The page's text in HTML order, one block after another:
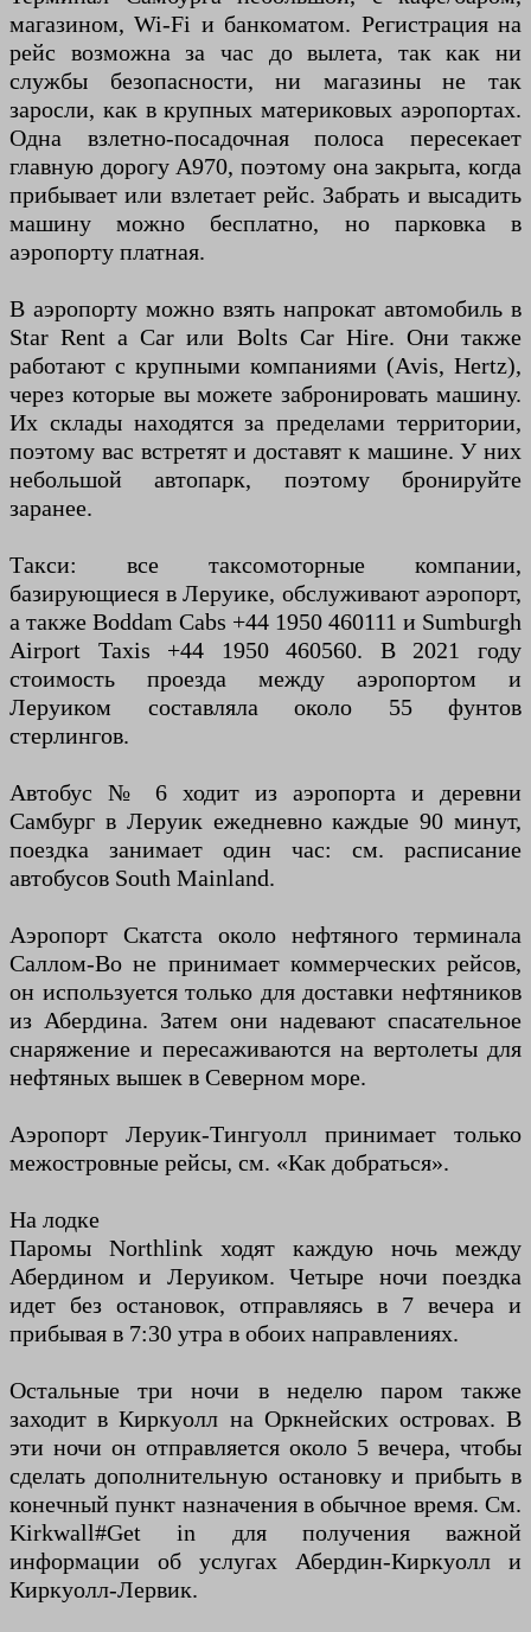
магазином, Wi-Fi и банкоматом. Регистрация на
рейс возможна за час до вылета, так как ни
службы безопасности, ни магазины не так
заросли, как в крупных материковых аэропортах.
Одна взлетно-посадочная полоса пересекает
главную дорогу A970, поэтому она закрыта, когда
прибывает или взлетает рейс. Забрать и высадить
машину можно бесплатно, но парковка в
аэропорту платная.
В аэропорту можно взять напрокат автомобиль в
Star Rent a Car или Bolts Car Hire. Они также
работают с крупными компаниями (Avis, Hertz),
через которые вы можете забронировать машину.
Их склады находятся за пределами территории,
поэтому вас встретят и доставят к машине. У них
небольшой автопарк, поэтому бронируйте
заранее.
Такси: все таксомоторные компании,
базирующиеся в Леруике, обслуживают аэропорт,
а также Boddam Cabs +44 1950 460111 и Sumburgh
Airport Taxis +44 1950 460560. В 2021 году
стоимость проезда между аэропортом и
Леруиком составляла около 55 фунтов
стерлингов.
Автобус № 6 ходит из аэропорта и деревни
Самбург в Леруик ежедневно каждые 90 минут,
поездка занимает один час: см. расписание
автобусов South Mainland.
Аэропорт Скатста около нефтяного терминала
Саллом-Во не принимает коммерческих рейсов,
он используется только для доставки нефтяников
из Абердина. Затем они надевают спасательное
снаряжение и пересаживаются на вертолеты для
нефтяных вышек в Северном море.
Аэропорт Леруик-Тингуолл принимает только
межостровные рейсы, см. «Как добраться».
На лодке
Паромы Northlink ходят каждую ночь между
Абердином и Леруиком. Четыре ночи поездка
идет без остановок, отправляясь в 7 вечера и
прибывая в 7:30 утра в обоих направлениях.
Остальные три ночи в неделю паром также
заходит в Киркуолл на Оркнейских островах. В
эти ночи он отправляется около 5 вечера, чтобы
сделать дополнительную остановку и прибыть в
конечный пункт назначения в обычное время. См.
Kirkwall#Get in для получения важной
информации об услугах Абердин-Киркуолл и
Киркуолл-Лервик.